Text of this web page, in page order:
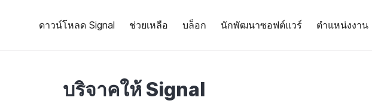
ดาวน์โหลด Signal ช่วยเหลือ บล็อก นักพัฒนาซอฟต์แวร์ ตำแหน่งงาน
บริจาคให้ Signal